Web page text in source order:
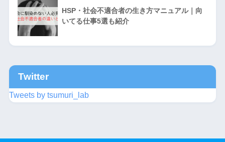
HSP・社会不適合者の生き方マニュアル｜向
いてる仕事5選も紹介
Twitter
Tweets by tsumuri_lab